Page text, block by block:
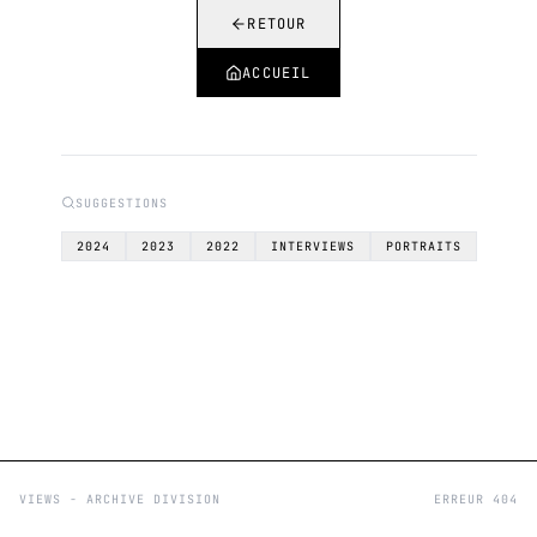
RETOUR
ACCUEIL
SUGGESTIONS
2024 2023 2022 INTERVIEWS PORTRAITS
VIEWS - ARCHIVE DIVISION ERREUR 404